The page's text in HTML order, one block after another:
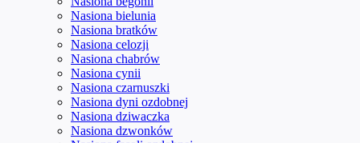
Nasiona bielunia
Nasiona bratków
Nasiona celozji
Nasiona chabrów
Nasiona cynii
Nasiona czarnuszki
Nasiona dyni ozdobnej
Nasiona dziwaczka
Nasiona dzwonków